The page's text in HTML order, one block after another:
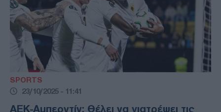
SPORTS
23/10/2025 - 11:41
ΑΕΚ-Αμπερντίν: Θέλει να γιατρέψει τις